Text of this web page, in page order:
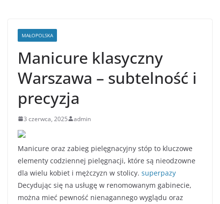
MAŁOPOLSKA
Manicure klasyczny
Warszawa – subtelność i
precyzja
3 czerwca, 2025 admin
Manicure oraz zabieg pielęgnacyjny stóp to kluczowe
elementy codziennej pielęgnacji, które są nieodzowne
dla wielu kobiet i mężczyzn w stolicy. superpazy
Decydując się na usługę w renomowanym gabinecie,
można mieć pewność nienagannego wyglądu oraz